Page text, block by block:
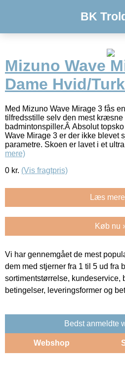
BK
Mizuno Wave
Dame Hvid/
Med Mizuno Wave Mirage 3 fås
tilfredsstille selv den mest kræsne
badmintonspiller.Â Absolut
Wave Mirage 3 er der ikke blevet
parametre. Skoen er lavet i et
mere)
0 kr. (Vis fragtpris)
Læs
Køb nu
Vi har gennemgået de mest
dem med stjerner fra 1 til 5 ud fra
sortimentstørrelse, kundeservice,
betingelser, leveringsformer og
Bedst anmeldte
Webshop